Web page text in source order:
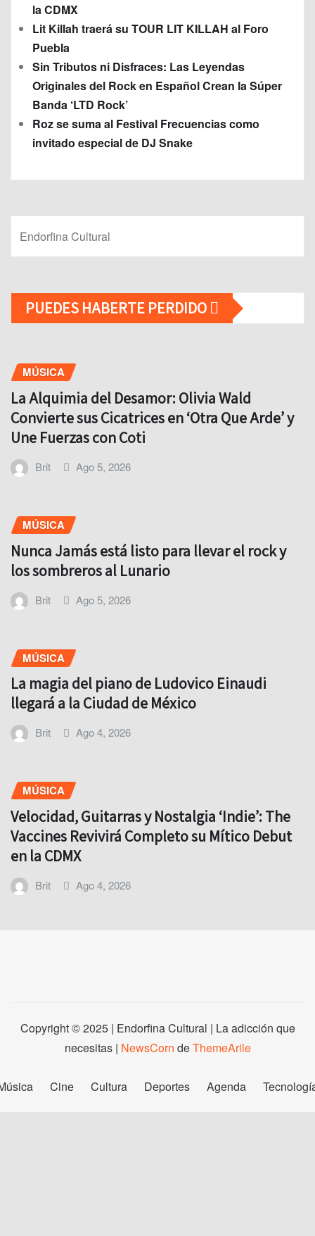
la CDMX
Lit Killah traerá su TOUR LIT KILLAH al Foro
Puebla
Sin Tributos ni Disfraces: Las Leyendas
Originales del Rock en Español Crean la Súper
Banda ‘LTD Rock’
Roz se suma al Festival Frecuencias como
invitado especial de DJ Snake
Endorfina Cultural
PUEDES HABERTE PERDIDO
MÚSICA
La Alquimia del Desamor: Olivia Wald
Convierte sus Cicatrices en ‘Otra Que Arde’ y
Une Fuerzas con Coti
Brit Ago 5, 2026
MÚSICA
Nunca Jamás está listo para llevar el rock y
los sombreros al Lunario
Brit Ago 5, 2026
MÚSICA
La magia del piano de Ludovico Einaudi
llegará a la Ciudad de México
Brit Ago 4, 2026
MÚSICA
Velocidad, Guitarras y Nostalgia ‘Indie’: The
Vaccines Revivirá Completo su Mítico Debut
en la CDMX
Brit Ago 4, 2026
Copyright © 2025 | Endorfina Cultural | La adicción que
necesitas | NewsCorn deThemeArile
Cine Cultura Deportes Agenda